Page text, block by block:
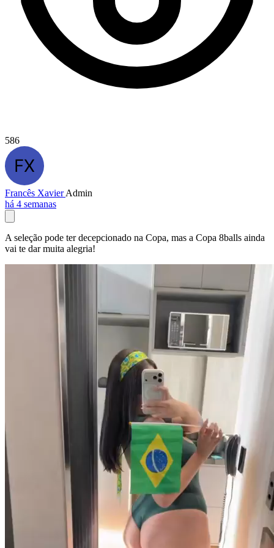
586
Francês XavierAdmin
há 4 semanas
A seleção pode ter decepcionado na Copa, mas a Copa 8balls ainda
vai te dar muita alegria!